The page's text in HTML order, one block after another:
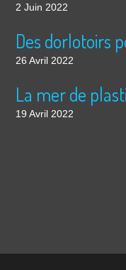
2 Juin 2022
26 Avril 2022
19 Avril 2022